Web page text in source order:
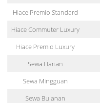
Hiace Premio Standard
Hiace Commuter Luxury
Hiace Premio Luxury
Sewa Harian
Sewa Mingguan
Sewa Bulanan